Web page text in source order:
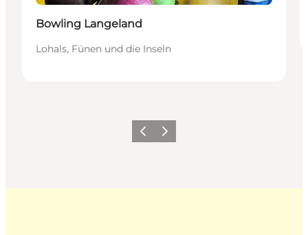
Bowling Langeland
Lohals, Fünen und die Inseln
ZurückWeiter